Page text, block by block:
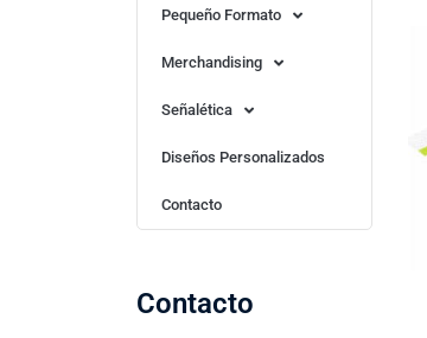
Pequeño Formato
Merchandising
Señalética
Diseños Personalizados
Contacto
Contacto